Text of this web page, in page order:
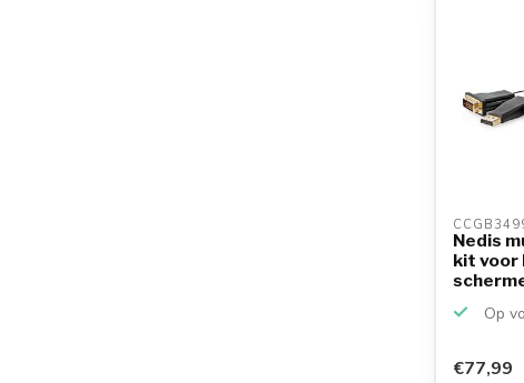
Nedis
kit voor
Op
€77,99